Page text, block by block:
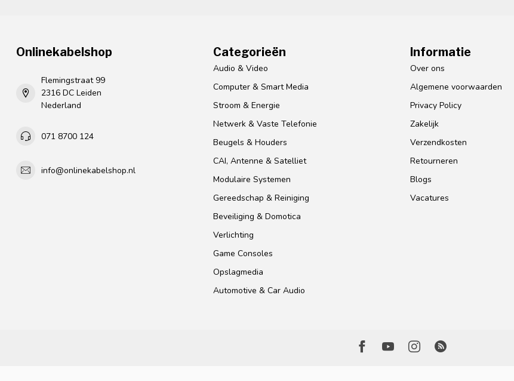
Onlinekabelshop
Flemingstraat 99
2316 DC Leiden
Nederland
071 8700 124
info@onlinekabelshop.nl
Categorieën
Audio & Video
Computer & Smart Media
Stroom & Energie
Netwerk & Vaste Telefonie
Beugels & Houders
CAI, Antenne & Satelliet
Modulaire Systemen
Gereedschap & Reiniging
Beveiliging & Domotica
Verlichting
Game Consoles
Opslagmedia
Automotive & Car Audio
Informatie
Over ons
Algemene voorwaarden
Privacy Policy
Zakelijk
Verzendkosten
Retourneren
Blogs
Vacatures